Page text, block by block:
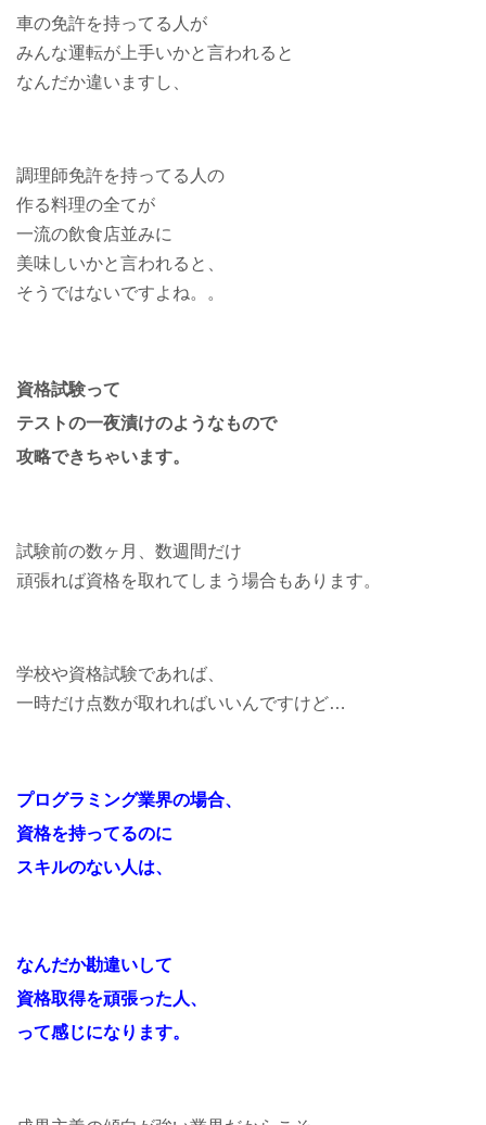
車の免許を持ってる人が
みんな運転が上手いかと言われると
なんだか違いますし、
調理師免許を持ってる人の
作る料理の全てが
一流の飲食店並みに
美味しいかと言われると、
そうではないですよね。。
資格試験って
テストの一夜漬けのようなもので
攻略できちゃいます。
試験前の数ヶ月、数週間だけ
頑張れば資格を取れてしまう場合もあります。
学校や資格試験であれば、
一時だけ点数が取れればいいんですけど…
プログラミング業界の場合、
資格を持ってるのに
スキルのない人は、
なんだか勘違いして
資格取得を頑張った人、
って感じになります。